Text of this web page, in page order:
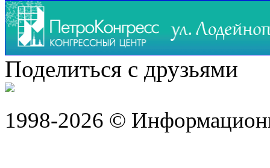
Поделиться с друзьями
1998-2026 ©